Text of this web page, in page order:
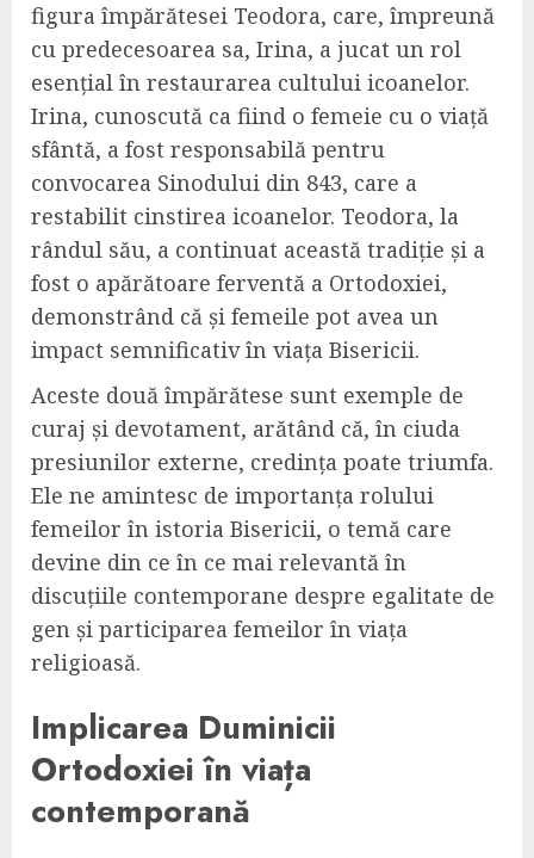
figura împărătesei Teodora, care, împreună
cu predecesoarea sa, Irina, a jucat un rol
esențial în restaurarea cultului icoanelor.
Irina, cunoscută ca fiind o femeie cu o viață
sfântă, a fost responsabilă pentru
convocarea Sinodului din 843, care a
restabilit cinstirea icoanelor. Teodora, la
rândul său, a continuat această tradiție și a
fost o apărătoare ferventă a Ortodoxiei,
demonstrând că și femeile pot avea un
impact semnificativ în viața Bisericii.
Aceste două împărătese sunt exemple de
curaj și devotament, arătând că, în ciuda
presiunilor externe, credința poate triumfa.
Ele ne amintesc de importanța rolului
femeilor în istoria Bisericii, o temă care
devine din ce în ce mai relevantă în
discuțiile contemporane despre egalitate de
gen și participarea femeilor în viața
religioasă.
Implicarea Duminicii
Ortodoxiei în viața
contemporană